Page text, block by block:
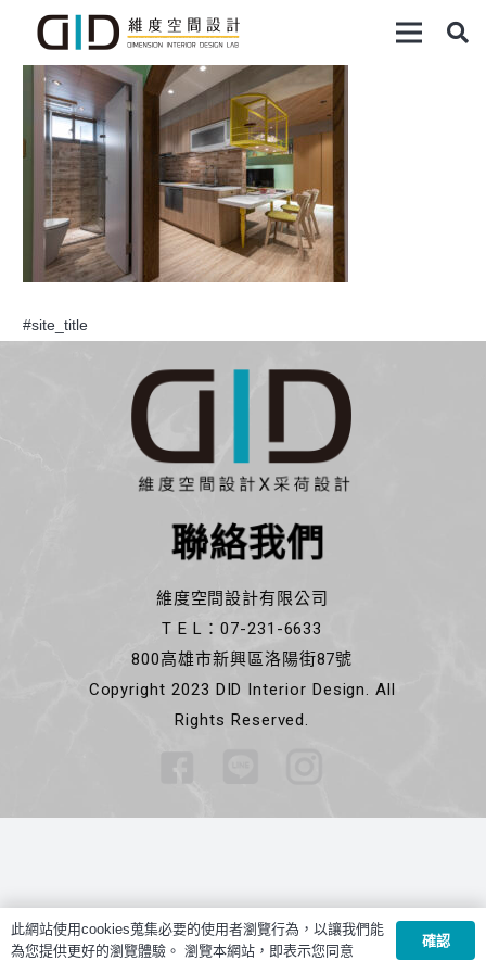
#site_title
聯絡我們
維度空間設計有限公司
T E L：07-231-6633
800高雄市新興區洛陽街87號
Copyright 2023 DID Interior Design. All
Rights Reserved.
此網站使用cookies蒐集必要的使用者瀏覽行為，以讓我們能
為您提供更好的瀏覽體驗。 瀏覽本網站，即表示您同意
確認